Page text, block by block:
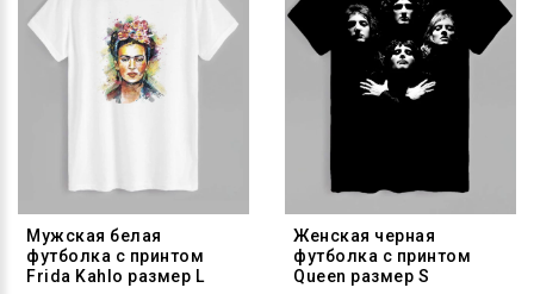
Мужская белая
футболка с принтом
Frida Kahlo размер L
Женская черная
футболка с принтом
Queen размер S